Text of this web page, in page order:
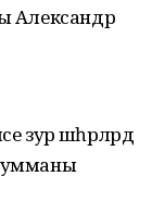
Александр
зур шәһәрләрдә